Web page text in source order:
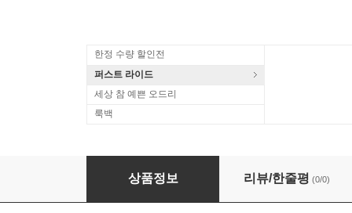
한정 수량 할인전
퍼스트 라이드
세상 참 예쁜 오드리
룩백
상품정보 리뷰/한줄평 (0/0)